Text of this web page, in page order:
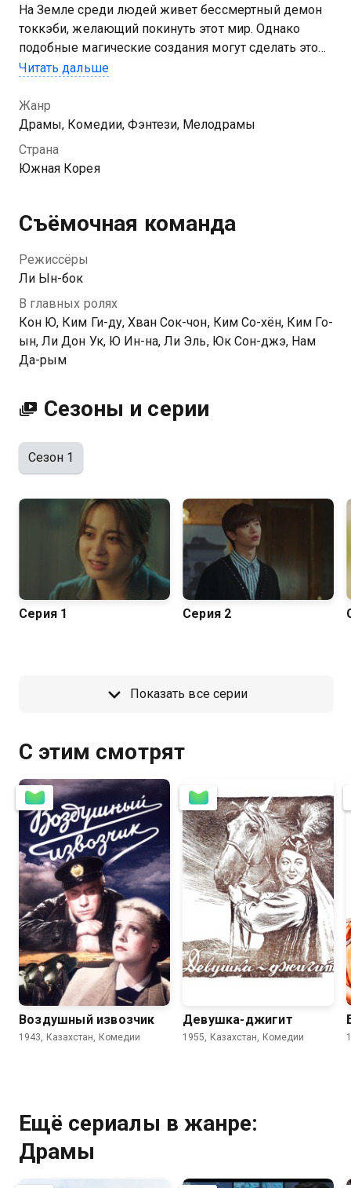
На Земле среди людей живет бессмертный демон
токкэби, желающий покинуть этот мир. Однако
подобные магические создания могут сделать это
только одним способом — жениться на смертной
умеющая видеть привидений. Одновременно с
происходящим ангел смерти теряет память…
Читать дальше
Жанр
Драмы, Комедии, Фэнтези, Мелодрамы
Страна
Южная Корея
Съёмочная команда
Режиссёры
Ли Ын-бок
В главных ролях
Кон Ю, Ким Ги-ду, Хван Сок-чон, Ким Со-хён, Ким Го-
ын, Ли Дон Ук, Ю Ин-на, Ли Эль, Юк Сон-джэ, Нам
Да-рым
Сезоны и серии
Сезон 1
Серия 1 Серия 2
Показать все серии
С этим смотрят
7.2 6.8
Воздушный извозчик
1943, Казахстан, Комедии
6.9 5.1
Девушка-джигит
1955, Казахстан, Комедии
Ещё сериалы в жанре:
Драмы